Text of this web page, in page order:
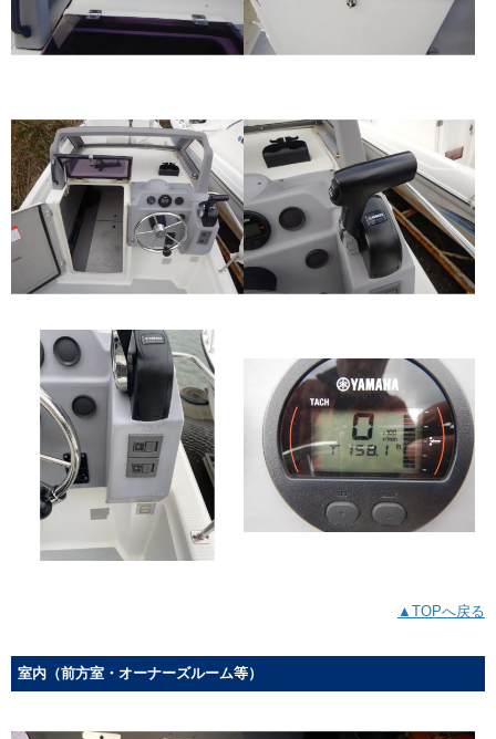
▲TOPへ戻る
室内（前方室・オーナーズルーム等）